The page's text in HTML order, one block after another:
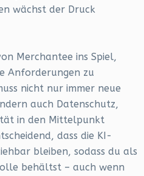
wächst der Druck
Merchantee ins Spiel,
Anforderungen zu
nicht nur immer neue
auch Datenschutz,
in den Mittelpunkt
dass die KI-
bleiben, sodass du als
behältst – auch wenn